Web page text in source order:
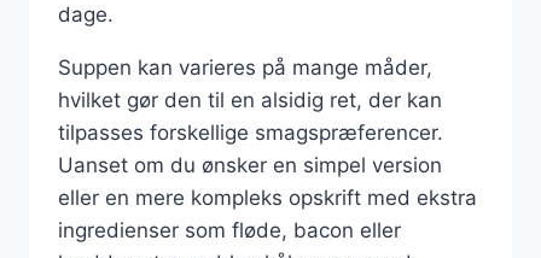
dage.
Suppen kan varieres på mange måder,
hvilket gør den til en alsidig ret, der kan
tilpasses forskellige smagspræferencer.
Uanset om du ønsker en simpel version
eller en mere kompleks opskrift med ekstra
ingredienser som fløde, bacon eller